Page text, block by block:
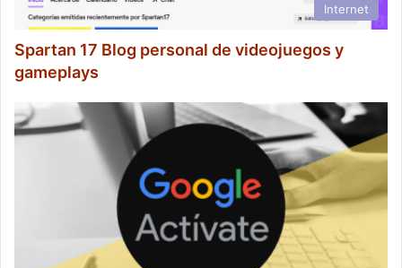
Internet
Spartan 17 Blog personal de videojuegos y
gameplays